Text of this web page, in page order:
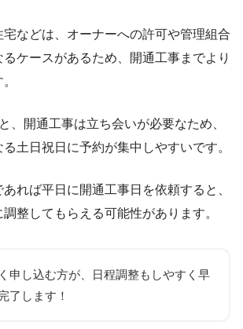
などは、オーナーへの許可や管理組合
ケースがあるため、開通工事までより
、開通工事は立ち会いが必要なため、
土日祝日に予約が集中しやすいです。
れば平日に開通工事日を依頼すると、
整してもらえる可能性があります。
申し込む方が、日程調整もしやすく早
了します！